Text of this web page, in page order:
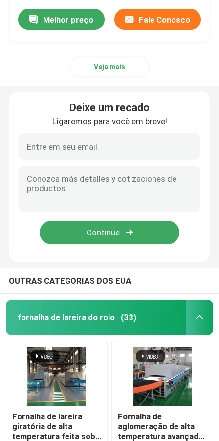
Casa
Produtos
Sobre nós
Melhor preço Fale Conosco
Veja mais
Deixe um recado
Ligaremos para você em breve!
OUTRAS CATEGORIAS DOS EUA
fornalha de lareira do rolo (33)
Fornalha de lareira
giratória de alta
temperatura feita sob
Fornalha de
aglomeração de alta
temperatura avançada